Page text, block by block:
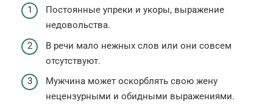
Постоянные упреки и укоры, выражение
недовольства.
В речи мало нежных слов или они совсем
отсутствуют.
Мужчина может оскорблять свою жену
нецензурными и обидными выражениями.